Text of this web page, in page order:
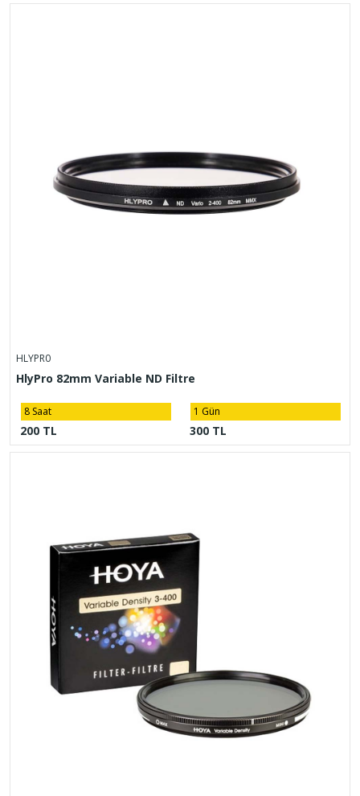
HLYPR0
HlyPro 82mm Variable ND Filtre
8 Saat
200 TL
1 Gün
300 TL